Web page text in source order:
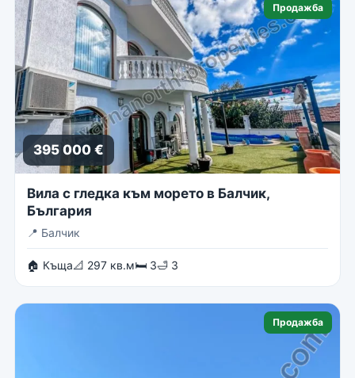
Продажба
395 000 €
Вила с гледка към морето в Балчик,
България
📍 Балчик
🏠 Къща📐 297 кв.м🛏 3🛁 3
Продажба